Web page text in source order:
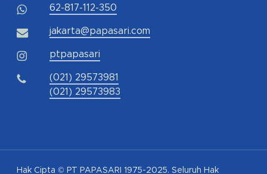
62-817-112-350
jakarta@papasari.com
ptpapasari
(021) 29573981
(021) 29573983
Hak Cipta © PT PAPASARI 1975-2025. Seluruh Hak